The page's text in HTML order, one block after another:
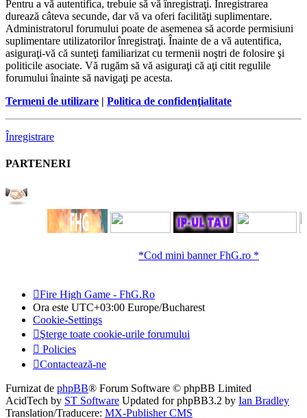
Pentru a vă autentifica, trebuie să vă înregistraţi. Înregistrarea
durează câteva secunde, dar vă va oferi facilităţi suplimentare.
Administratorul forumului poate de asemenea să acorde permisiuni
suplimentare utilizatorilor înregistraţi. Înainte de a vă autentifica,
asiguraţi-vă că sunteţi familiarizat cu termenii noştri de folosire şi
politicile asociate. Vă rugăm să vă asiguraţi că aţi citit regulile
forumului înainte să navigaţi pe acesta.
Termeni de utilizare | Politica de confidenţialitate
Înregistrare
PARTENERI
*Cod mini banner FhG.ro *
Fire High Game - FhG.Ro
Ora este UTC+03:00 Europe/Bucharest
Cookie-Settings
Şterge toate cookie-urile forumului
Policies
Contactează-ne
Furnizat de phpBB® Forum Software © phpBB Limited
AcidTech by ST Software Updated for phpBB3.2 by Ian Bradley
Translation/Traducere: MX-Publisher CMS